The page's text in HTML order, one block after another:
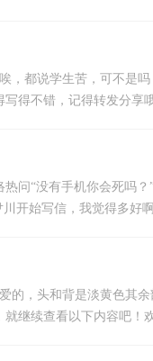
，都说学生苦，可不是
得不错，记得转发分享
问“没有手机你会死吗
开始写信，我觉得多好
，头和背是淡黄色其
继续查看以下内容吧！